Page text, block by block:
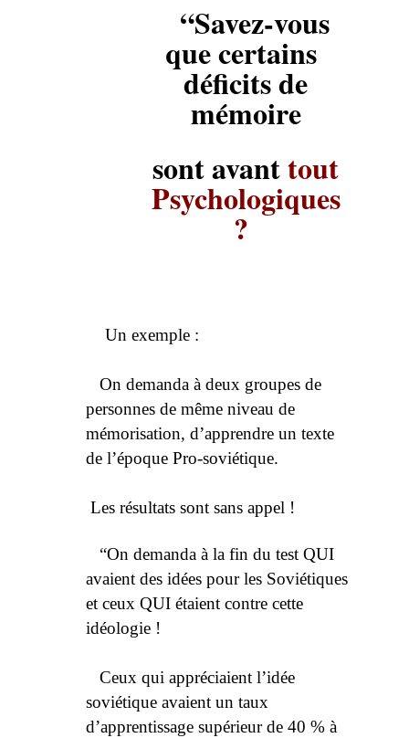
“Savez-vous
que certains
déficits de
mémoire
sont avanttout
Psychologiques
?
Un exemple :
On demanda à deux groupes de
personnes de même niveau de
mémorisation, d’apprendre un texte
de l’époque Pro-soviétique.
Les résultats sont sans appel !
“On demanda à la fin du test QUI
avaient des idées pour les Soviétiques
et ceux QUI étaient contre cette
idéologie !
Ceux qui appréciaient l’idée
soviétique avaient un taux
d’apprentissage supérieur de 40 % à